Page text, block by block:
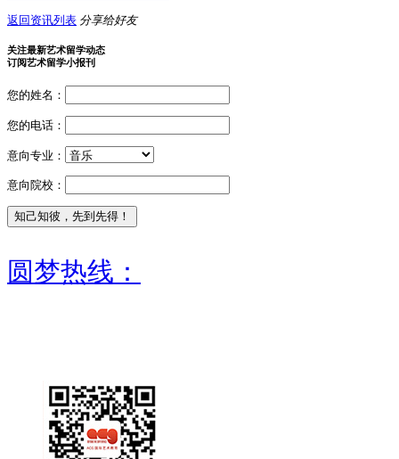
返回资讯列表 分享给好友
关注最新艺术留学动态
订阅艺术留学小报刊
您的姓名：
您的电话：
意向专业：
意向院校：
圆梦热线：